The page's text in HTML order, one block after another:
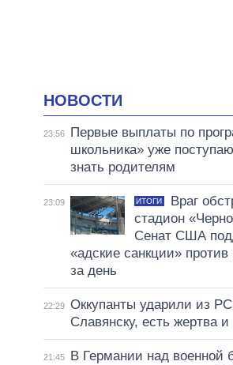
НОВОСТИ
23:56
Первые выплаты по
школьника» уже
знать родителям
23:09 ИТОГИ
Враг
стадион
Сенат США
«адские санкции»
за день
22:29 Оккупанты ударили из
Славянску, есть жертва
21:45
В Германии над военной